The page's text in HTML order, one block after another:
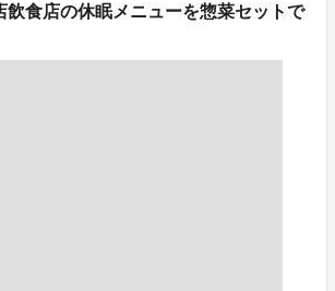
飲食店の休眠メニューを惣菜セットで